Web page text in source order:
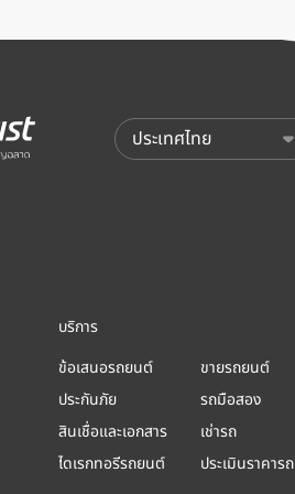
บริการ
ข้อเสนอรถยนต์
ประกันภัย
สินเชื่อและเอกสาร
ไดเรกทอรีรถยนต์
ขายรถยนต์
รถมือสอง
เช่ารถ
ประเมินราคารถ